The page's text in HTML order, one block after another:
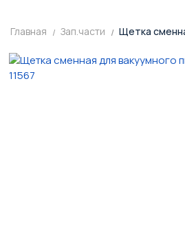
Главная Зап.части Щетка